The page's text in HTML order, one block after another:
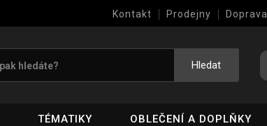
Kontakt Prodejny Doprava
Hledat
TÉMATIKY OBLEČENÍ A DOPLŇKY